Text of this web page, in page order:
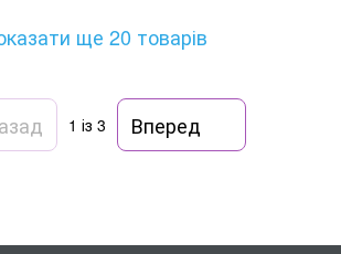
ще 20 товарів
1 із 3 Вперед